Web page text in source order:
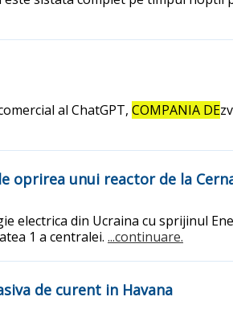
al ChatGPT, COMPANIA DE
oprirea unui reactor de la
electrica din Ucraina cu sprijinul
1 a centralei. ...continuare.
de curent in Havana